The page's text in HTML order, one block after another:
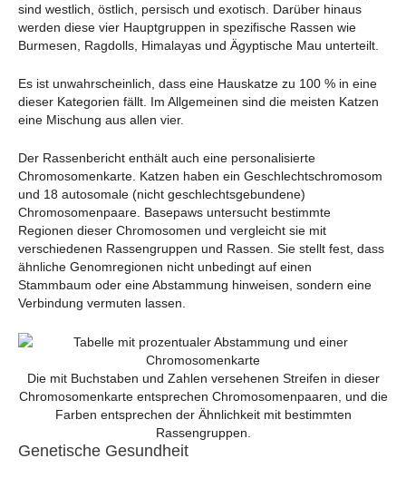
sind westlich, östlich, persisch und exotisch. Darüber hinaus
werden diese vier Hauptgruppen in spezifische Rassen wie
Burmesen, Ragdolls, Himalayas und Ägyptische Mau unterteilt.
Es ist unwahrscheinlich, dass eine Hauskatze zu 100 % in eine
dieser Kategorien fällt. Im Allgemeinen sind die meisten Katzen
eine Mischung aus allen vier.
Der Rassenbericht enthält auch eine personalisierte
Chromosomenkarte. Katzen haben ein Geschlechtschromosom
und 18 autosomale (nicht geschlechtsgebundene)
Chromosomenpaare. Basepaws untersucht bestimmte
Regionen dieser Chromosomen und vergleicht sie mit
verschiedenen Rassengruppen und Rassen. Sie stellt fest, dass
ähnliche Genomregionen nicht unbedingt auf einen
Stammbaum oder eine Abstammung hinweisen, sondern eine
Verbindung vermuten lassen.
Die mit Buchstaben und Zahlen versehenen Streifen in dieser
Chromosomenkarte entsprechen Chromosomenpaaren, und die
Farben entsprechen der Ähnlichkeit mit bestimmten
Rassengruppen.
Genetische Gesundheit